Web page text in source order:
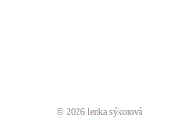
© 2026 lenka sýkorová